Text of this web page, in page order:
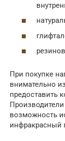
При покупке
внимательно
предоставить
возможность
инфракрасный